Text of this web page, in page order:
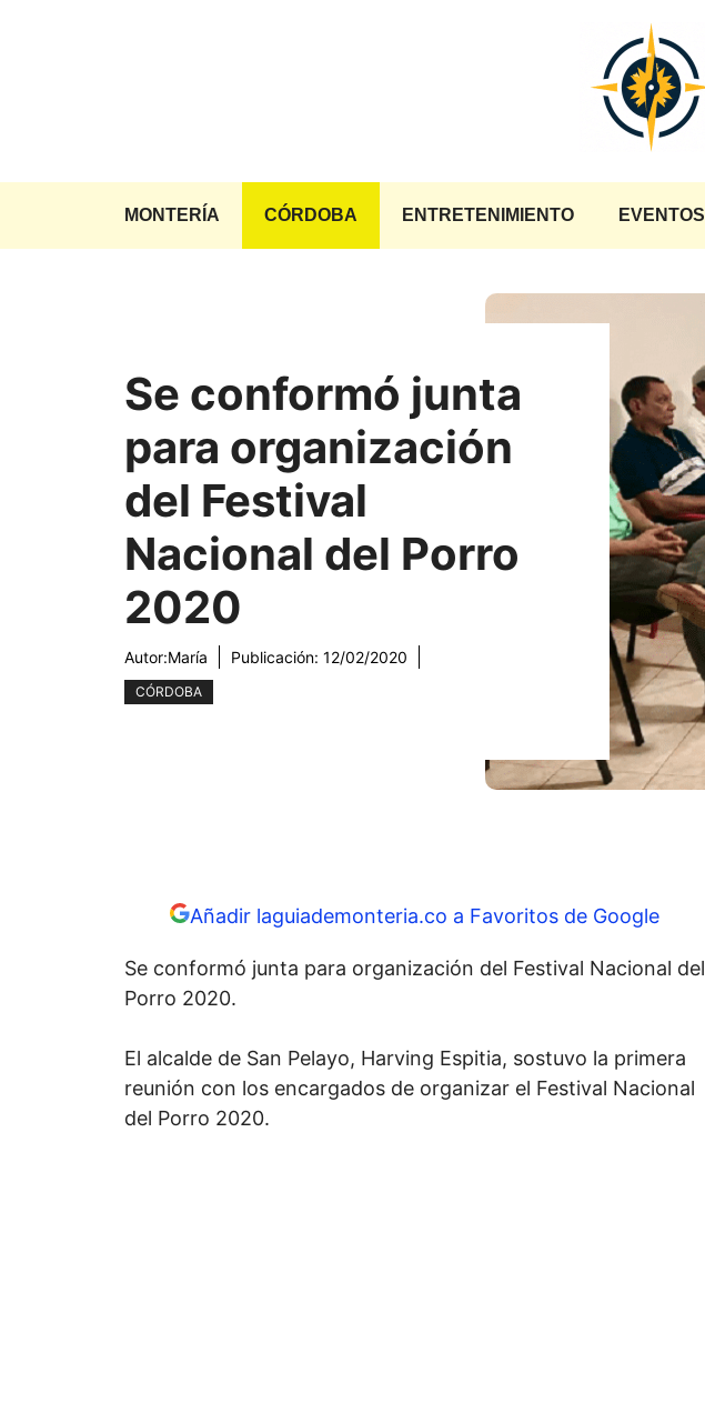
MONTERÍA CÓRDOBA ENTRETENIMIENTO EVENTOS
Se conformó junta
para organización
del Festival
Nacional del Porro
2020
Autor:María Publicación: 12/02/2020
CÓRDOBA
Añadir laguiademonteria.co a Favoritos de Google
Se conformó junta para organización del Festival Nacional del
Porro 2020.
El alcalde de San Pelayo, Harving Espitia, sostuvo la primera
reunión con los encargados de organizar el Festival Nacional
del Porro 2020.